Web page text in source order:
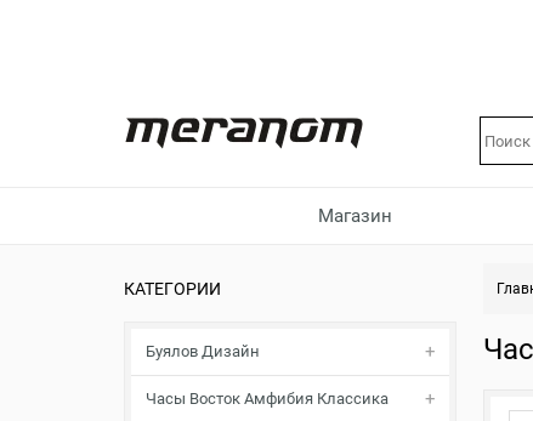
Магазин
КАТЕГОРИИ
Буялов Дизайн
Часы Восток Амфибия Классика